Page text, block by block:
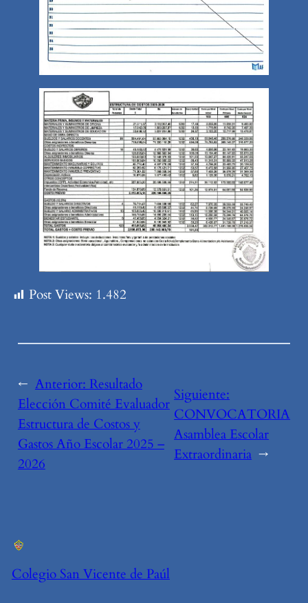
Post Views: 1.482
← Anterior:Resultado
Elección Comité Evaluador
Estructura de Costos y
Gastos Año Escolar 2025 –
2026
Siguiente:
CONVOCATORIA
Asamblea Escolar
Extraordinaria →
Colegio San Vicente de Paúl